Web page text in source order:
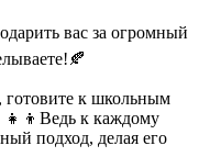
вас за огромный
к школьным
👧👦Ведь к каждому
подход, делая его